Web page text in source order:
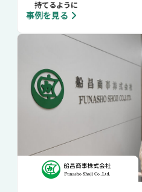
持てるように
事例を見る